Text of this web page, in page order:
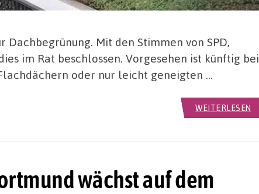
Mit den Stimmen von SPD,
im Rat beschlossen. Vorgesehen ist künftig bei
oder nur leicht geneigten …
WEITERLESEN
wächst auf dem